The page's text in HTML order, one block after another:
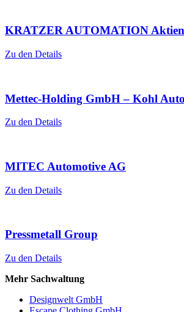
KRATZER AUTOMATION
Zu den Details
Mettec-Holding GmbH – Kohl
Zu den Details
MITEC Automotive AG
Zu den Details
Pressmetall Group
Zu den Details
Mehr Sachwaltung
Designwelt GmbH